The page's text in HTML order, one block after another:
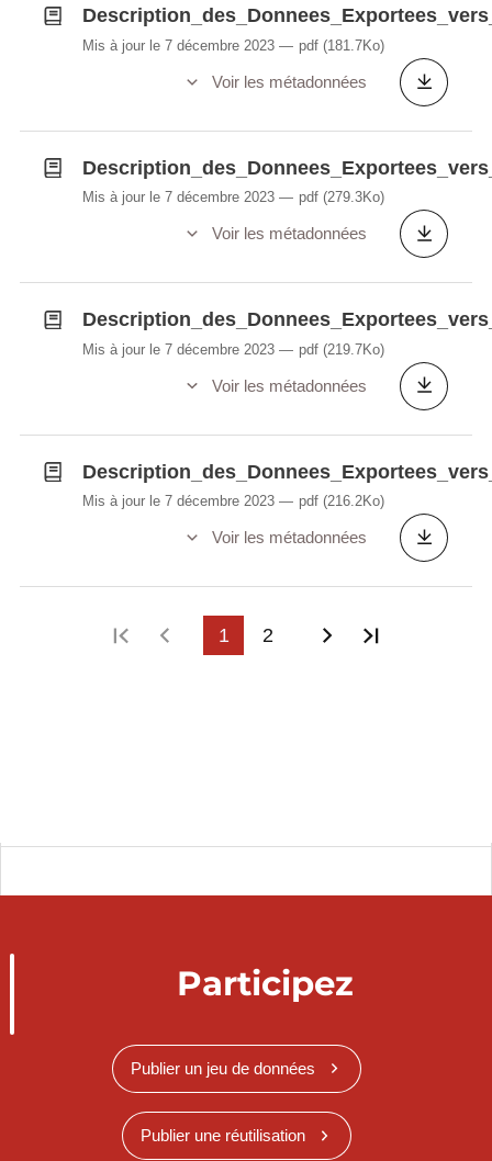
Mis à jour le 7 décembre 2023 pdf (181.7Ko)
Voir les métadonnées
Mis à jour le 7 décembre 2023 pdf (279.3Ko)
Voir les métadonnées
Mis à jour le 7 décembre 2023 pdf (219.7Ko)
Voir les métadonnées
Mis à jour le 7 décembre 2023 pdf (216.2Ko)
Voir les métadonnées
Première page
Page précédente
1 2 Page suivante
Participez
Publier un jeu de données
Publier une réutilisation